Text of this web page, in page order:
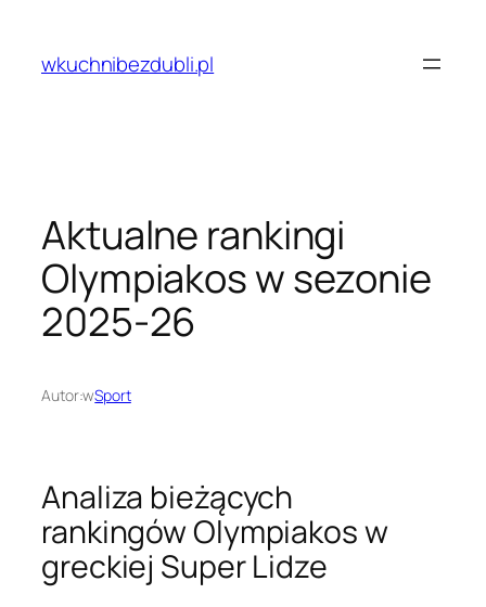
treściwkuchnibezdubli.pl
Aktualne rankingi
Olympiakos w sezonie
2025-26
Autor:wSport
Analiza bieżących
rankingów Olympiakos w
greckiej Super Lidze